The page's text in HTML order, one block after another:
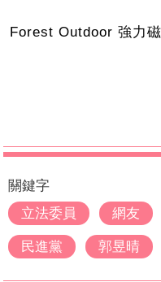
Forest Outdoor 強力
關鍵字
立法委員
網友
民進黨 郭昱晴